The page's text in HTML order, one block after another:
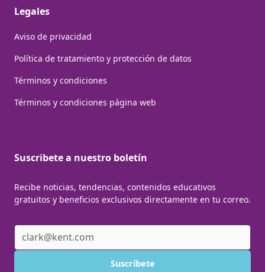
Legales
Aviso de privacidad
Política de tratamiento y protección de datos
Términos y condiciones
Términos y condiciones página web
Suscribete a nuestro boletín
Recibe noticias, tendencias, contenidos educativos
gratuitos y beneficios exclusivos directamente en tu correo.